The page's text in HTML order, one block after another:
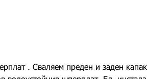
. Сваляем преден и заден